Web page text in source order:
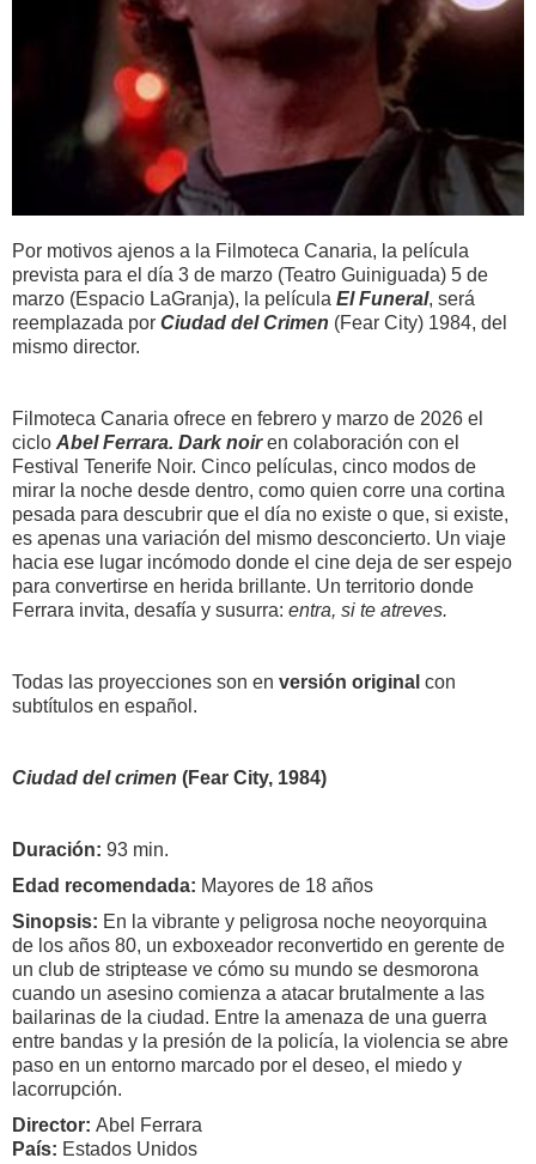
Por motivos ajenos a la Filmoteca Canaria, la película
prevista para el día 3 de marzo (Teatro Guiniguada) 5 de
marzo (Espacio LaGranja), la película El Funeral, será
reemplazada por Ciudad del Crimen (Fear City) 1984, del
mismo director.
Filmoteca Canaria ofrece en febrero y marzo de 2026 el
ciclo Abel Ferrara. Dark noiren colaboración con el
Festival Tenerife Noir. Cinco películas, cinco modos de
mirar la noche desde dentro, como quien corre una cortina
pesada para descubrir que el día no existe o que, si existe,
es apenas una variación del mismo desconcierto. Un viaje
hacia ese lugar incómodo donde el cine deja de ser espejo
para convertirse en herida brillante. Un territorio donde
Ferrara invita, desafía y susurra: entra, si te atreves.
Todas las proyecciones son en versión original con
subtítulos en español.
Ciudad del crimen (Fear City, 1984)
Duración: 93 min.
Edad recomendada: Mayores de 18 años
Sinopsis: En la vibrante y peligrosa noche neoyorquina
de los años 80, un exboxeador reconvertido en gerente de
un club de striptease ve cómo su mundo se desmorona
cuando un asesino comienza a atacar brutalmente a las
bailarinas de la ciudad. Entre la amenaza de una guerra
entre bandas y la presión de la policía, la violencia se abre
paso en un entorno marcado por el deseo, el miedo y
lacorrupción.
Director: Abel Ferrara
País: Estados Unidos